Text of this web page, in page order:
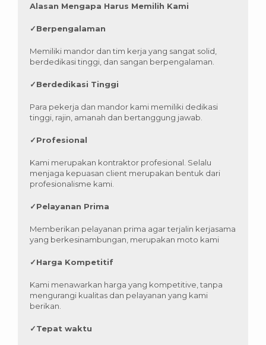
Alasan Mengapa Harus Memilih Kami
✓Berpengalaman
Memiliki mandor dan tim kerja yang sangat solid,
berdedikasi tinggi, dan sangan berpengalaman.
✓Berdedikasi Tinggi
Para pekerja dan mandor kami memiliki dedikasi
tinggi, rajin, amanah dan bertanggung jawab.
✓Profesional
Kami merupakan kontraktor profesional. Selalu
menjaga kepuasan client merupakan bentuk dari
profesionalisme kami.
✓Pelayanan Prima
Memberikan pelayanan prima agar terjalin kerjasama
yang berkesinambungan, merupakan moto kami
✓Harga Kompetitif
Kami menawarkan harga yang kompetitive, tanpa
mengurangi kualitas dan pelayanan yang kami
berikan.
✓Tepat waktu